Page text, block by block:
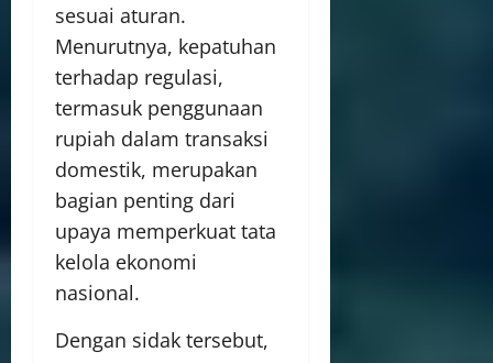
sesuai aturan.
Menurutnya, kepatuhan
terhadap regulasi,
termasuk penggunaan
rupiah dalam transaksi
domestik, merupakan
bagian penting dari
upaya memperkuat tata
kelola ekonomi
nasional.
Dengan sidak tersebut,